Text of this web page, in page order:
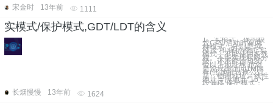
宋金时
13年前 1111
实模式/保护模式,GDT/LDT的含义
1、实模式、保护模
式CPU启动时有两
种模式，分别是:实
模式 和 保护模式 实
模式：不能使用多线
程。不能实现权限分
级。还不能访问20
位以上地址线,也就
是说只能访问1M内
存(!!!)地址转换公式
是：物理地址 = 线性
地址 = 段地址*16 +
段偏移 保护模式：
长烟慢慢
13年前 1624